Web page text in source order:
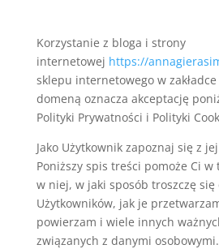
Korzystanie z bloga i strony
internetowej https://
sklepu internetowego w
domeną oznacza akceptację
Polityki Prywatności i Polityki
Jako Użytkownik zapoznaj się z
Poniższy spis treści pomoże Ci
w niej, w jaki sposób troszczę się
Użytkowników, jak je
powierzam i wiele innych
związanych z danymi osobowymi.